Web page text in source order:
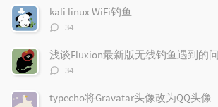
数：
kali linux WiFi钓鱼
评
数：
34
浅谈Fluxion最新版无线钓鱼遇到的
评
数：
34
typecho将Gravatar头像改为QQ头像